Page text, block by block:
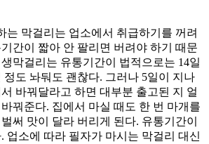
는 막걸리는 업소에서 취급하기를 꺼려
간이 짧아 안 팔리면 버려야 하기 때문
막걸리는 유통기간이 법적으로는 14일
정도 놔둬도 괜찮다. 그러나 5일이 지나
바꿔달라고 하면 대부분 출고된 지 얼
꿔준다. 집에서 마실 때도 한 번 마개를
써 맛이 달라 버리게 된다. 유통기간이
업소에 따라 필자가 마시는 막걸리 대신